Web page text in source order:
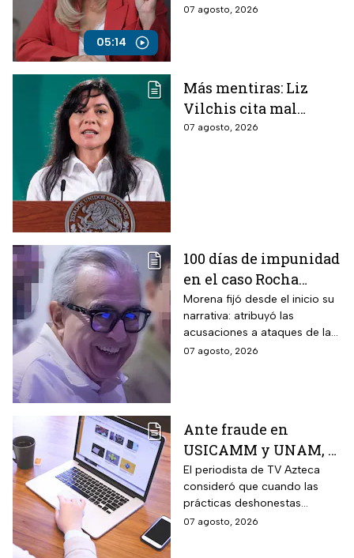
05:14
lineamientos de
medios y lanzó fuertes
07 agosto, 2026
Más mentiras: Liz
Vilchis cita mal
estudio de Reuters
07 agosto, 2026
100 días de impunidad
en el caso Rocha
Moya; recuento de los
hechos
Morena fijó desde el inicio su
narrativa: atribuyó las
acusaciones a ataques de la
oposición y agencias
07 agosto, 2026
Ante fraude en
USICAMM y UNAM, el
reto es fortalecer una
cultura de la
honestidad: Otoniel
Martínez
El periodista de TV Azteca
consideró que cuando las
prácticas deshonestas
comienzas a repetirse en
07 agosto, 2026